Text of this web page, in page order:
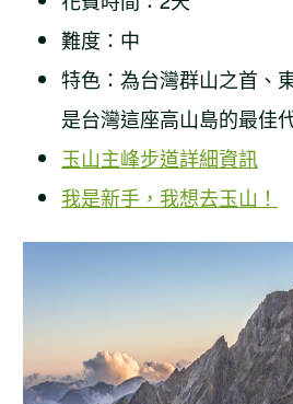
難度：中
特色：為台灣群山之首、
是台灣這座高山島的最佳
玉山主峰步道詳細資訊
我是新手，我想去玉山！